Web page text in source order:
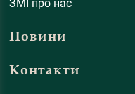
ЗМІ про нас
Новини
Контакти